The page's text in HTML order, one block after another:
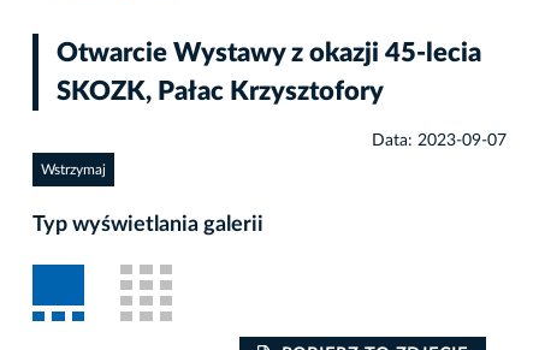
Otwarcie Wystawy z okazji 45-lecia
SKOZK, Pałac Krzysztofory
Data: 2023-09-07
Wstrzymaj
Typ wyświetlania galerii